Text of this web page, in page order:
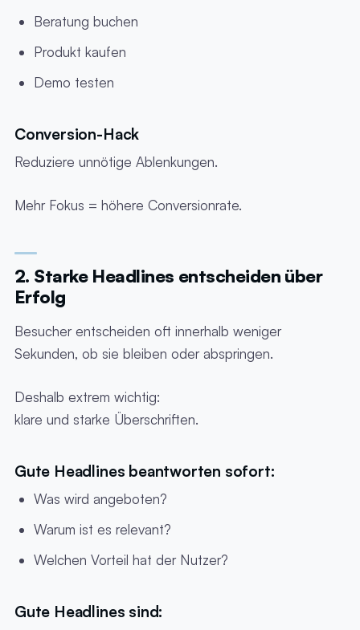
Beratung buchen
Produkt kaufen
Demo testen
Conversion-Hack
Reduziere unnötige Ablenkungen.
Mehr Fokus = höhere Conversionrate.
2. Starke Headlines entscheiden über
Erfolg
Besucher entscheiden oft innerhalb weniger
Sekunden, ob sie bleiben oder abspringen.
Deshalb extrem wichtig:
klare und starke Überschriften.
Gute Headlines beantworten sofort:
Was wird angeboten?
Warum ist es relevant?
Welchen Vorteil hat der Nutzer?
Gute Headlines sind: